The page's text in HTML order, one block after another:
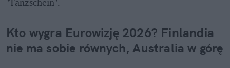
Kto wygra Eurowizję 2026? Finlandia
nie ma sobie równych, Australia w górę